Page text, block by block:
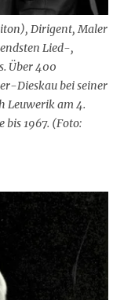
Dirigent, Maler
Lied-,
Über 400
Dieskau bei seiner
Leuwerik am 4.
bis 1967. (Foto: